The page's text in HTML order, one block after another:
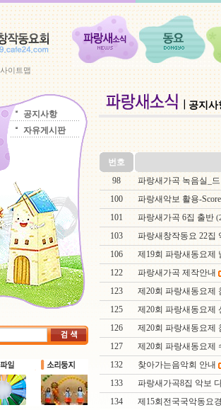
사이트맵
공지사항
자유게시판
공지사
번호
98
파랑새가곡 녹음실_
100
파랑새악보 활용-
101
파랑새가곡 6집 출반
103
파랑새창작동요 22집
106
제19회 파랑새동요제
122
파랑새가곡 제작안내
123
제20회 파랑새동요제
125
제20회 파랑새동요제
126
제20회 파랑새동요제
127
제20회 파랑새동요제
132
찾아가는음악회 안내
133
파랑새가곡8집 악보
134
제15회전국국악동요